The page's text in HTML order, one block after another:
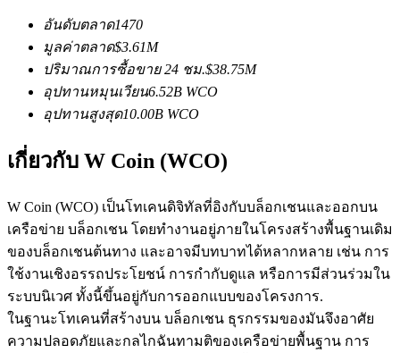
คัดลอกการซื้อขาย
เข้าร่วมกับเทรดเดอร์ชั้นนำ
เป็นเทรดเดอร์คัดลอก
เพลิดเพลินกับการแบ่งปันผลกำไรและค่าคอมมิชชั่นการคัด
อันดับตลาด1470
มูลค่าตลาด$3.61M
ปริมาณการซื้อขาย 24 ชม.$38.75M
อุปทานหมุนเวียน6.52B WCO
อุปทานสูงสุด10.00B WCO
เกี่ยวกับ W Coin (WCO)
W Coin (WCO) เป็นโทเคนดิจิทัลที่อิงกับบล็อกเชนและออกบน
เครือข่าย บล็อกเชน โดยทำงานอยู่ภายในโครงสร้างพื้นฐานเดิม
ของบล็อกเชนต้นทาง และอาจมีบทบาทได้หลากหลาย เช่น การ
ใช้งานเชิงอรรถประโยชน์ การกำกับดูแล หรือการมีส่วนร่วมใน
ระบบนิเวศ ทั้งนี้ขึ้นอยู่กับการออกแบบของโครงการ.
ในฐานะโทเคนที่สร้างบน บล็อกเชน ธุรกรรมของมันจึงอาศัย
ความปลอดภัยและกลไกฉันทามติของเครือข่ายพื้นฐาน การ